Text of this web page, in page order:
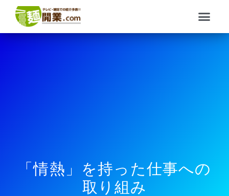
メ
ニ
ュ
「情熱」を持った仕事への
取り組み